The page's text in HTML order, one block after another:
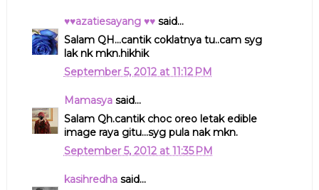
♥♥azatiesayang ♥♥said...
Salam QH...cantik coklatnya tu..cam syg
lak nk mkn.hikhik
September 5, 2012 at 11:12 PM
Mamasyasaid...
Salam Qh.cantik choc oreo letak edible
image raya gitu...syg pula nak mkn.
September 5, 2012 at 11:35 PM
kasihredhasaid...